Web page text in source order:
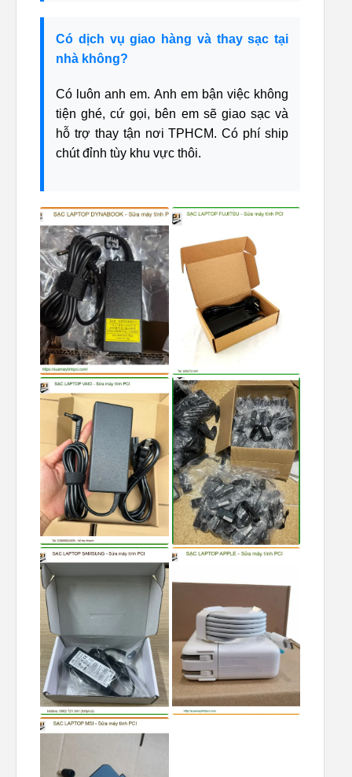
Có dịch vụ giao hàng và thay sạc tại
nhà không?
Có luôn anh em. Anh em bận việc không
tiện ghé, cứ gọi, bên em sẽ giao sạc và
hỗ trợ thay tận nơi TPHCM. Có phí ship
chút đỉnh tùy khu vực thôi.